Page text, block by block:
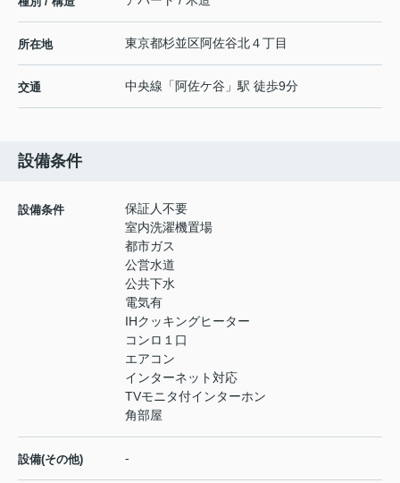
所在地 東京都杉並区阿佐谷北４丁目
交通 中央線 「 阿佐ケ谷 」駅 徒歩9分
設備条件
設備条件
保証人不要
室内洗濯機置場
都市ガス
公営水道
公共下水
電気有
IHクッキングヒーター
コンロ１口
エアコン
インターネット対応
TVモニタ付インターホン
角部屋
設備(その他) -